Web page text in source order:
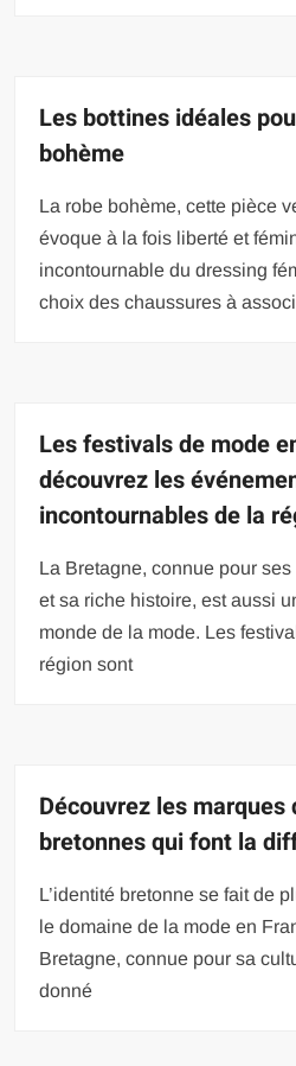
Les bottines idéales
bohème
La robe bohème, cette pièce
évoque à la fois liberté et
incontournable du dressing
choix des chaussures à
Les festivals de mode
découvrez les
incontournables de la
La Bretagne, connue pour
et sa riche histoire, est aussi
monde de la mode. Les
région sont
Découvrez les
bretonnes qui font la
L’identité bretonne se fait de
le domaine de la mode en
Bretagne, connue pour sa
donné